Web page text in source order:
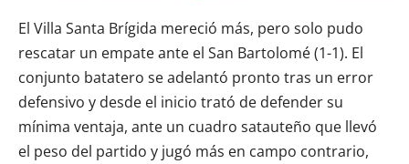
El Villa Santa Brígida mereció más, pero solo pudo
rescatar un empate ante el San Bartolomé (1-1). El
conjunto batatero se adelantó pronto tras un error
defensivo y desde el inicio trató de defender su
mínima ventaja, ante un cuadro satauteño que llevó
el peso del partido y jugó más en campo contrario,